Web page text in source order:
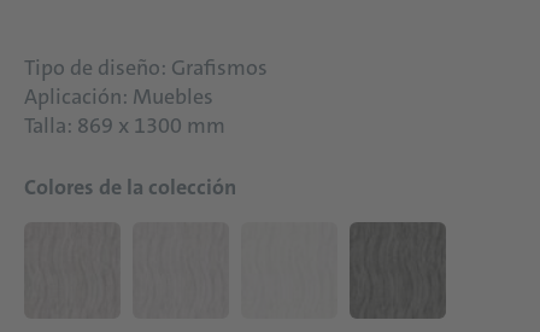
Tipo de diseño: Grafismos
Aplicación: Muebles
Talla: 869 x 1300 mm
Colores de la colección